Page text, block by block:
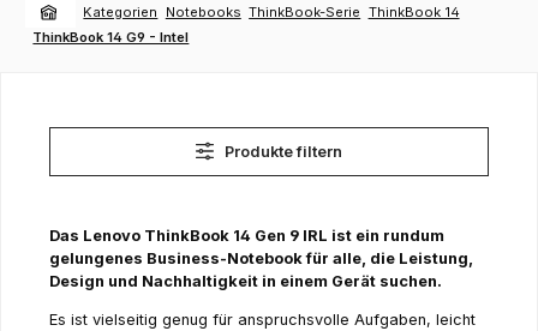
Kategorien Notebooks ThinkBook-Serie ThinkBook 14
ThinkBook 14 G9 - Intel
Produkte filtern
Das Lenovo ThinkBook 14 Gen 9 IRL ist ein rundum
gelungenes Business-Notebook für alle, die Leistung,
Design und Nachhaltigkeit in einem Gerät suchen.
Es ist vielseitig genug für anspruchsvolle Aufgaben, leicht